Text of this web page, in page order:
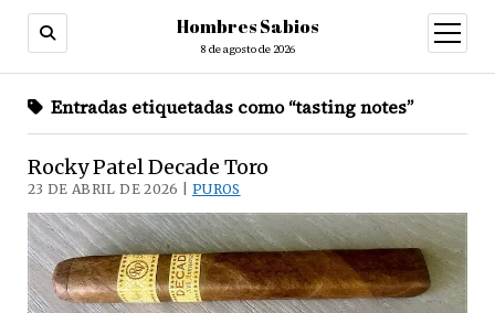
Hombres Sabios
8 de agosto de 2026
abrir
menú
Entradas etiquetadas como “tasting notes”
Rocky Patel Decade Toro
23 DE ABRIL DE 2026 | PUROS